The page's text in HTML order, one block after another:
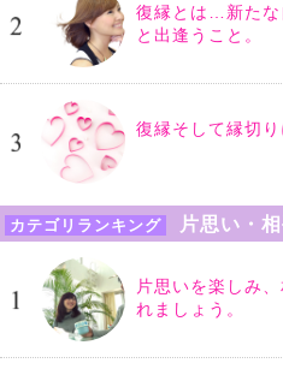
復縁とは…新たな
と出逢うこと。
復縁そして縁切
カテゴリランキング 片思い・
片思いを楽しみ
れましょう。